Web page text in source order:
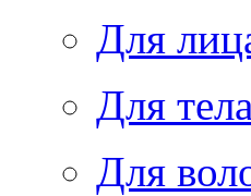
Для
Для тела
Для